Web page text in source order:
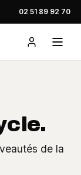
02 51 89 92 70
de la